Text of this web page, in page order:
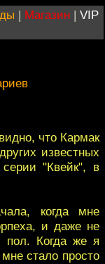
| Магазин | VIP
что Кармак
известных
серии "Квейк", в
когда мне
и даже не
пол. Когда же я
стало просто